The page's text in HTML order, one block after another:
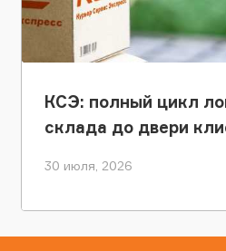
КСЭ: полный цикл
склада до двери
30 июля, 2026